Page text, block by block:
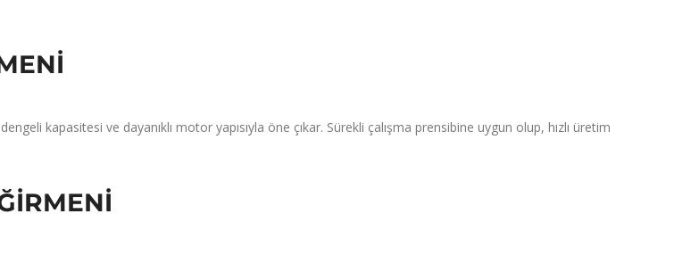
dengeli kapasitesi ve dayanıklı motor yapısıyla öne çıkar. Sürekli çalışma prensibine uygun olup, hızlı üretim